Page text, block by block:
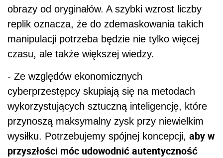
obrazy od oryginałów. A szybki wzrost liczby
replik oznacza, że ​​do zdemaskowania takich
manipulacji potrzeba będzie nie tylko więcej
czasu, ale także większej wiedzy.
- Ze względów ekonomicznych
cyberprzestępcy skupiają się na metodach
wykorzystujących sztuczną inteligencję, które
przynoszą maksymalny zysk przy niewielkim
wysiłku. Potrzebujemy spójnej koncepcji, aby w
przyszłości móc udowodnić autentyczność